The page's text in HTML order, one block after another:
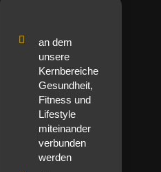
an dem
unsere
Kernbereiche
Gesundheit,
Fitness und
Lifestyle
miteinander
verbunden
werden